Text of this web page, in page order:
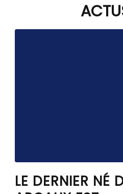
LE DERNIER NÉ